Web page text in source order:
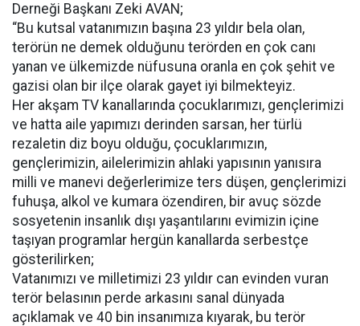
Derneği Başkanı Zeki AVAN;
“Bu kutsal vatanımızın başına 23 yıldır bela olan,
terörün ne demek olduğunu terörden en çok canı
yanan ve ülkemizde nüfusuna oranla en çok şehit ve
gazisi olan bir ilçe olarak gayet iyi bilmekteyiz.
Her akşam TV kanallarında çocuklarımızı, gençlerimizi
ve hatta aile yapımızı derinden sarsan, her türlü
rezaletin diz boyu olduğu, çocuklarımızın,
gençlerimizin, ailelerimizin ahlaki yapısının yanısıra
milli ve manevi değerlerimize ters düşen, gençlerimizi
fuhuşa, alkol ve kumara özendiren, bir avuç sözde
sosyetenin insanlık dışı yaşantılarını evimizin içine
taşıyan programlar hergün kanallarda serbestçe
gösterilirken;
Vatanımızı ve milletimizi 23 yıldır can evinden vuran
terör belasının perde arkasını sanal dünyada
açıklamak ve 40 bin insanımıza kıyarak, bu terör